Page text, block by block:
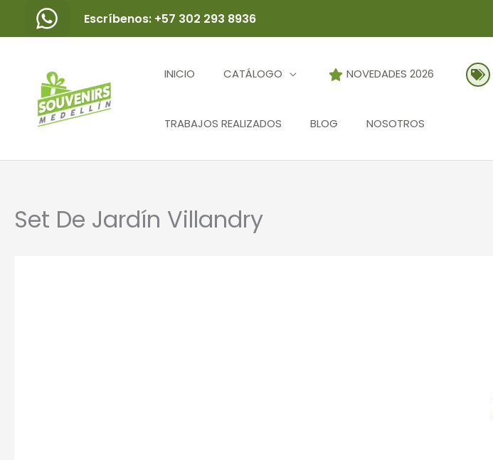
Escríbenos: +57 302 293 8936
INICIO CATÁLOGO NOVEDADES 2026
TRABAJOS REALIZADOS BLOG NOSOTROS
Set De Jardín Villandry